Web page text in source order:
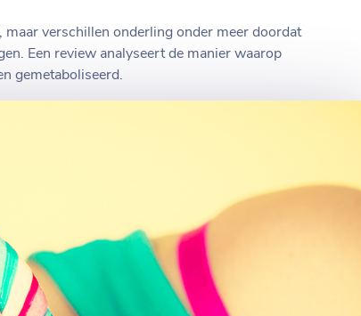
maar verschillen onderling onder meer doordat
Een review analyseert de manier waarop
gemetaboliseerd.